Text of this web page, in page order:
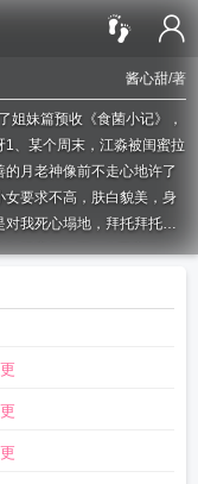
酱心甜/著
姐妹篇预收《食菌小记》，
、某个周末，江淼被闺蜜拉
月老神像前不走心地许了
要求不高，肤白貌美，身
我死心塌地，拜托拜托。
红线亮了一下。2.回家路
公交站牌底下，江淼掏出
灵
老显灵了
老庙后多久显灵
更
更
更